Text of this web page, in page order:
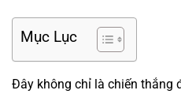
Mục Lục
Đây không chỉ là chiến thắng